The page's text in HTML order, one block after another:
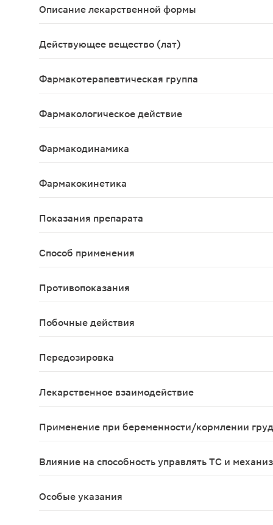
Описание лекарственной формы
Таблетки, покрытые пленочной оболочкой
Действующее вещество (лат)
Фармакотерапевтическая группа
Фармакологическое действие
Фармакодинамика
Фармакокинетика
Всасывание После приема внутрь элетриптан
Показания препарата
Способ применения
Противопоказания
Повышенная чувствительность к элетриптану
Побочные действия
При применении агонистов 5-HT1 -
Передозировка
Лекарственное взаимодействие
Применение при беременности/кормлении
Влияние на способность управлять ТС и
Особые указания